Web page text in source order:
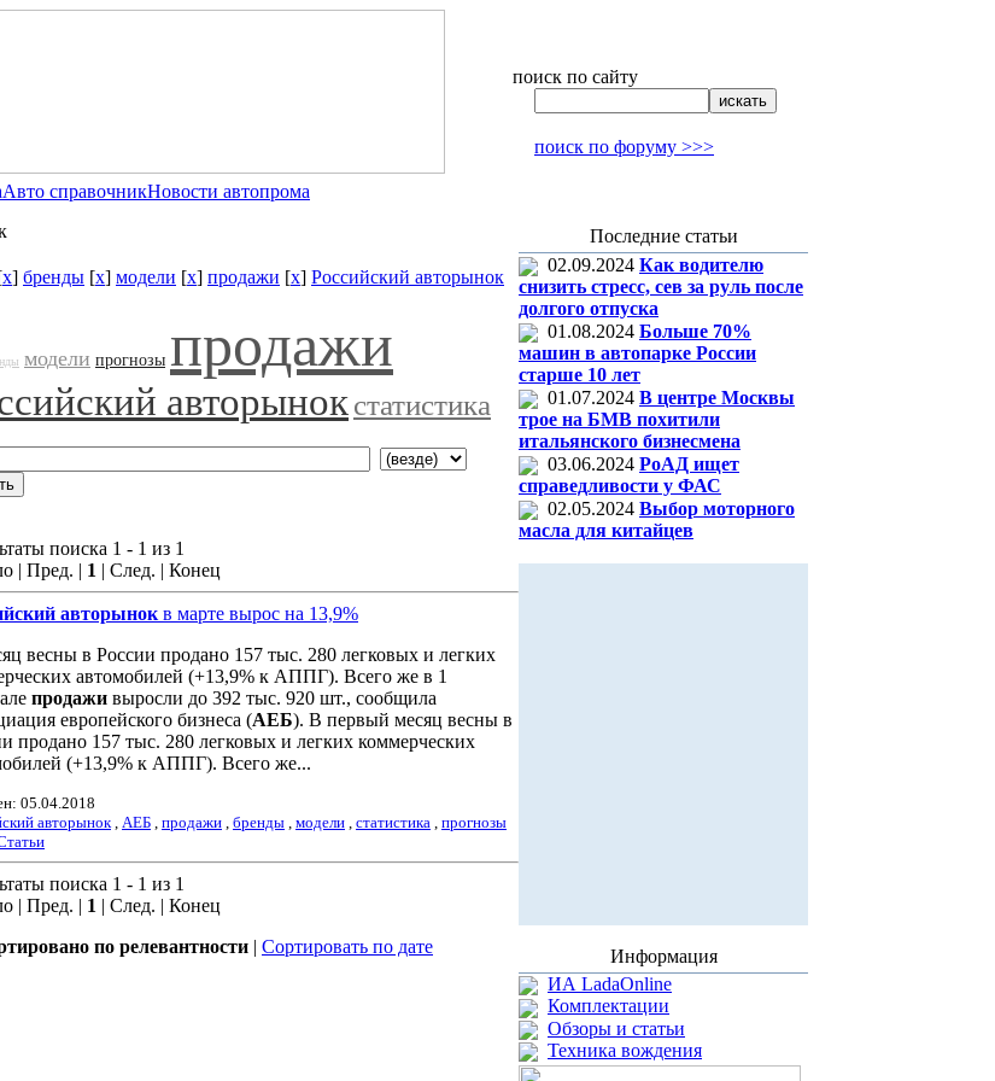
поиск по сайту
поиск по форуму >>>
Авто справочникНовости автопрома
x] бренды [x] модели [x] продажи [x] Российский авторынок
модели прогнозы продажи
авторынокстатистика
поиска 1 - 1 из 1
| Пред. | 1 | След. | Конец
авторынок в марте вырос на 13,9%
весны в России продано 157 тыс. 280 легковых и легких
автомобилей (+13,9% к АППГ). Всего же в 1
продажи выросли до 392 тыс. 920 шт., сообщила
европейского бизнеса (АЕБ). В первый месяц весны в
продано 157 тыс. 280 легковых и легких коммерческих
(+13,9% к АППГ). Всего же...
05.04.2018
авторынок, АЕБ , продажи , бренды , модели , статистика , прогнозы
поиска 1 - 1 из 1
| Пред. | 1 | След. | Конец
по релевантности | Сортировать по дате
Последние статьи
02.09.2024 Как водителю
снизить стресс, сев за руль после
долгого отпуска
01.08.2024 Больше 70%
машин в автопарке России
старше 10 лет
01.07.2024 В центре Москвы
трое на БМВ похитили
итальянского бизнесмена
03.06.2024 РоАД ищет
справедливости у ФАС
02.05.2024 Выбор моторного
масла для китайцев
Информация
ИА LadaOnline
Комплектации
Обзоры и статьи
Техника вождения